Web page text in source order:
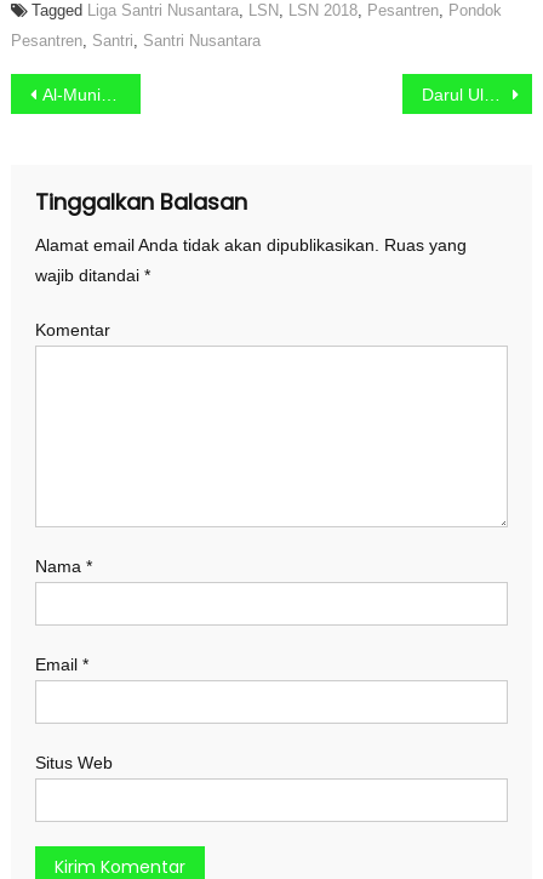
Tagged Liga Santri Nusantara, LSN, LSN 2018, Pesantren, Pondok
Pesantren, Santri, Santri Nusantara
Navigasi pos
Al-Muniri Tekuk Miftahul Ulum Buddagan 2-0 Darul Ulum Bekuk Miftahul Ihsan 4-0
Tinggalkan Balasan
Alamat email Anda tidak akan dipublikasikan.
Ruas yang
wajib ditandai *
Komentar
Nama *
Email *
Situs Web